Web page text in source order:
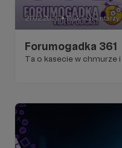
21.02.2026 ● Brak komentarzy
Forumogadka 361
Ta o kasecie w chmurze